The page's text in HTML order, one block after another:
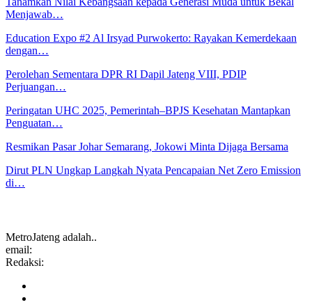
Menjawab…
Education Expo #2 Al Irsyad Purwokerto: Rayakan Kemerdekaan
dengan…
Perolehan Sementara DPR RI Dapil Jateng VIII, PDIP
Perjuangan…
Peringatan UHC 2025, Pemerintah–BPJS Kesehatan Mantapkan
Penguatan…
Resmikan Pasar Johar Semarang, Jokowi Minta Dijaga Bersama
Dirut PLN Ungkap Langkah Nyata Pencapaian Net Zero Emission
di…
MetroJateng adalah..
email:
Redaksi: